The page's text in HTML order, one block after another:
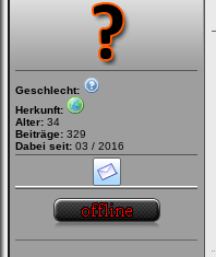
Geschlecht:
Herkunft:
Alter: 34
Beiträge: 329
Dabei seit: 03 / 2016